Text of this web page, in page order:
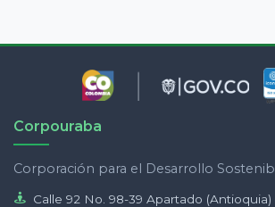
Corpouraba
Corporación para el Desarrollo
Calle 92 No. 98-39 Apartado (Antioquia)